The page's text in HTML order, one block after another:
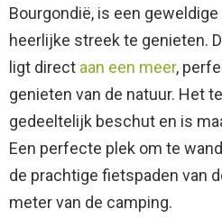
Bourgondië, is een
heerlijke streek te genieten.
ligt direct aan een meer,
genieten van de natuur. Het
gedeeltelijk beschut en is
Een perfecte plek om te
de prachtige fietspaden van
meter van de camping.